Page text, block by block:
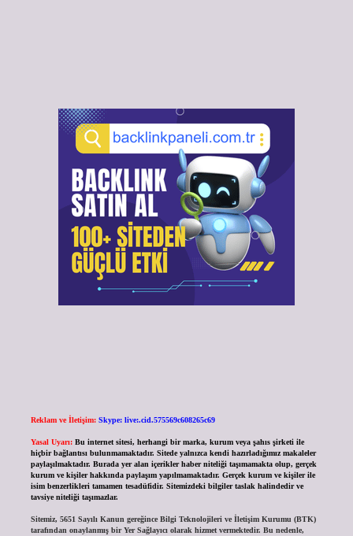
Reklam ve İletişim: Skype: live:.cid.575569c608265c69
Yasal Uyarı: Bu internet sitesi, herhangi bir marka, kurum veya şahıs şirketi ile
hiçbir bağlantısı bulunmamaktadır. Sitede yalnızca kendi hazırladığımız makaleler
paylaşılmaktadır. Burada yer alan içerikler haber niteliği taşımamakta olup, gerçek
kurum ve kişiler hakkında paylaşım yapılmamaktadır. Gerçek kurum ve kişiler ile
isim benzerlikleri tamamen tesadüfidir. Sitemizdeki bilgiler taslak halindedir ve
tavsiye niteliği taşımazlar.
Sitemiz, 5651 Sayılı Kanun gereğince Bilgi Teknolojileri ve İletişim Kurumu (BTK)
tarafından onaylanmış bir Yer Sağlayıcı olarak hizmet vermektedir. Bu nedenle,